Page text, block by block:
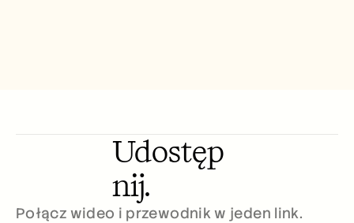
Udostęp
nij.
Połącz wideo i przewodnik w jeden link.